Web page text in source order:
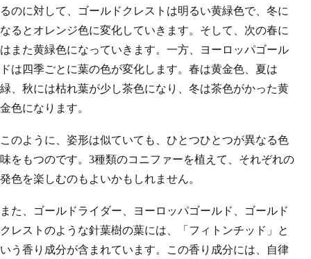
るのに対して、ゴールドクレストは明るい黄緑色で、冬に
なるとオレンジ色に変化していきます。そして、次の春に
はまた黄緑色になっていきます。一方、ヨーロッパゴール
ドは四季ごとに葉の色が変化します。春は黄金色、夏は
緑、秋には枯れ葉が少し茶色になり、冬は茶色がかった黄
金色になります。
このように、姿形は似ていても、ひとつひとつが異なる色
味をもつのです。3種類のコニファーを植えて、それぞれの
発色を楽しむのもよいかもしれません。
また、ゴールドライダー、ヨーロッパゴールド、ゴールド
クレストのような針葉樹の葉には、「フィトンチッド」と
いう香り成分が含まれています。この香り成分には、自律